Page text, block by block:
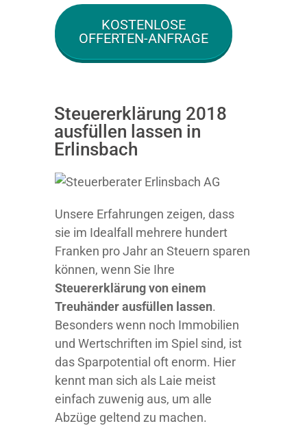
KOSTENLOSE
OFFERTEN-ANFRAGE
Steuererklärung 2018
ausfüllen lassen in
Erlinsbach
Unsere Erfahrungen zeigen, dass
sie im Idealfall mehrere hundert
Franken pro Jahr an Steuern sparen
können, wenn Sie Ihre
Steuererklärung von einem
Treuhänder ausfüllen lassen.
Besonders wenn noch Immobilien
und Wertschriften im Spiel sind, ist
das Sparpotential oft enorm. Hier
kennt man sich als Laie meist
einfach zuwenig aus, um alle
Abzüge geltend zu machen.